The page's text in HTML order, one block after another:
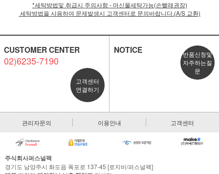
*세탁방법및 취급시 주의사항 - 머신물세탁가능(손빨래권장)
세탁방법을 사용하여 문제발생시 고객센터로 문의바랍니다.(A/S 교환)
CUSTOMER CENTER
02)6235-7190
고객센터
연결하기
NOTICE
반품신청및
자주하는질
문
관리자문의 이용안내 고객센터
주식회사퍼스널팩
경기도 남양주시 화도읍 폭포로 137-45 [로지비/퍼스널팩]